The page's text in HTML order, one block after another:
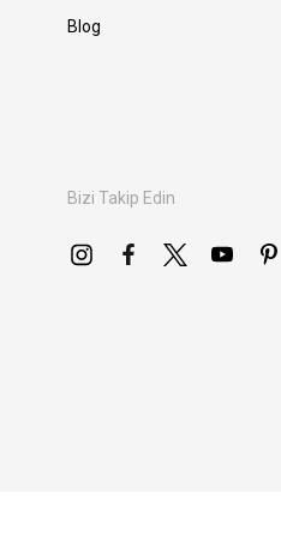
Blog
Bizi Takip Edin